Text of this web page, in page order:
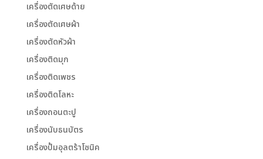
เครื่องตัดเศษด้าย
เครื่องตัดเศษผ้า
เครื่องตัดหัวผ้า
เครื่องติดมุก
เครื่องติดเพชร
เครื่องติดโลหะ
เครื่องถอนตะปู
เครื่องนับธนบัตร
เครื่องปั้มอุลตร้าโซนิค